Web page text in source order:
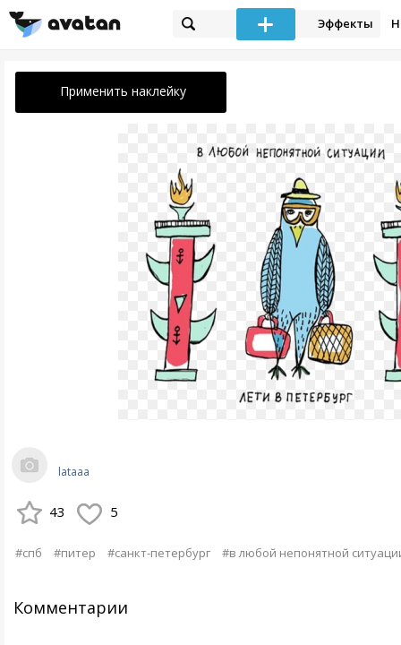
Эффекты
Применить наклейку
lataaa
43 5
#спб #питер #санкт-петербург #в любой непонятной
Комментарии